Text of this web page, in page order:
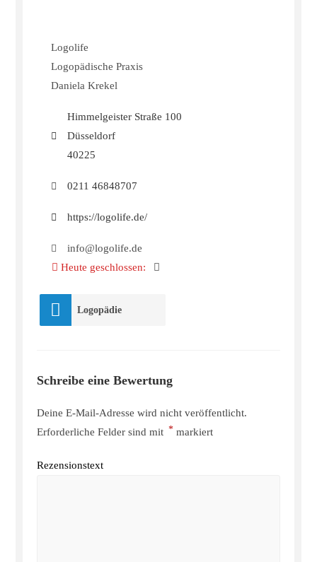
Logolife
Logopädische Praxis
Daniela Krekel
Himmelgeister Straße 100
Düsseldorf
40225
0211 46848707
https://logolife.de/
info@logolife.de
Heute geschlossen:
Logopädie
Schreibe eine Bewertung
Deine E-Mail-Adresse wird nicht veröffentlicht.
Erforderliche Felder sind mit * markiert
Rezensionstext